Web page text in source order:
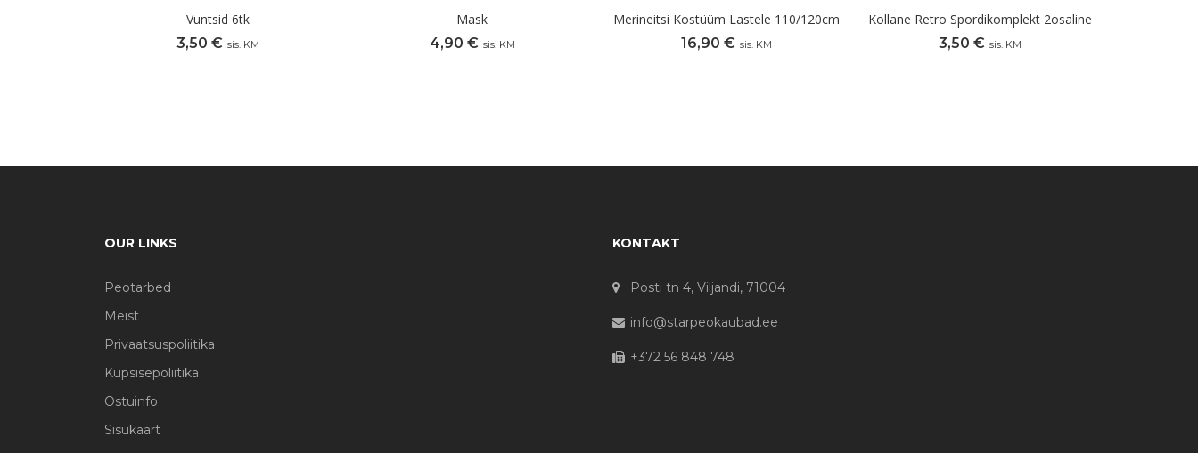
Vuntsid 6tk
3,50 € sis. KM
Mask
4,90 € sis. KM
Merineitsi Kostüüm Lastele 110/120cm
16,90 € sis. KM
Kollane Retro Spordikomplekt 2osaline
3,50 € sis. KM
OUR LINKS
Peotarbed
Meist
Privaatsuspoliitika
Küpsisepoliitika
Ostuinfo
Sisukaart
KONTAKT
Posti tn 4, Viljandi, 71004
info@starpeokaubad.ee
+372 56 848 748